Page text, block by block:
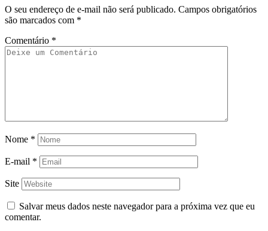
O seu endereço de e-mail não será publicado. Campos obrigatórios
são marcados com *
Comentário *
Nome *
E-mail *
Site
Salvar meus dados neste navegador para a próxima vez que eu
comentar.